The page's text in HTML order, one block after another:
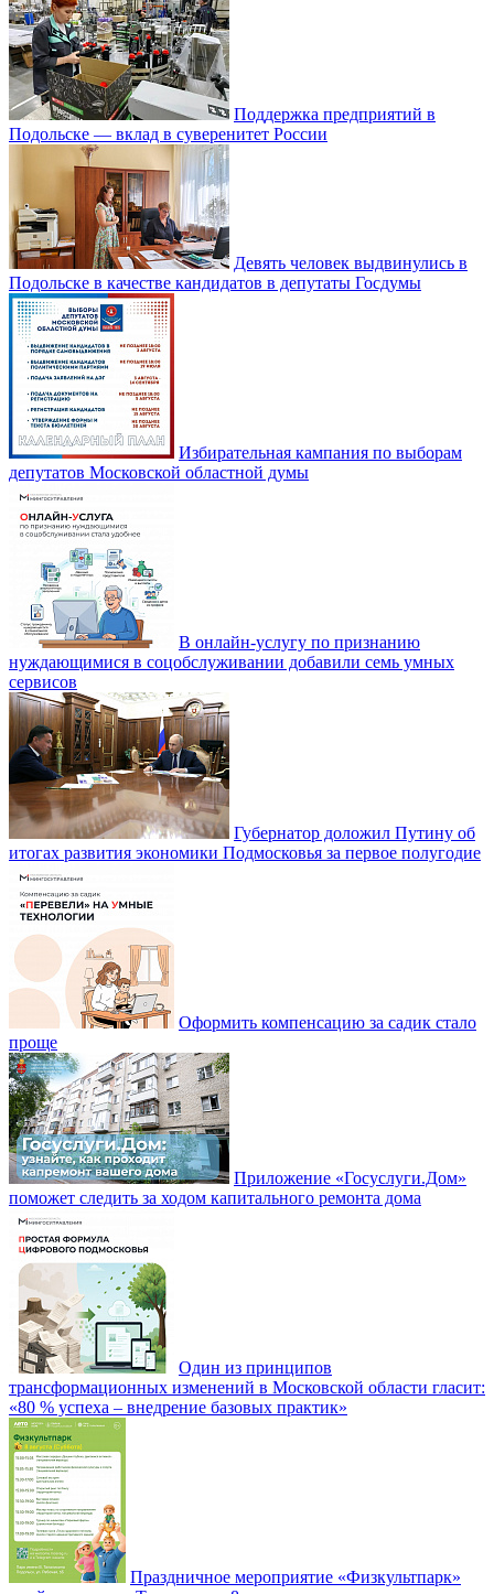
Поддержка предприятий в
Подольске — вклад в суверенитет России
Девять человек выдвинулись в
Подольске в качестве кандидатов в депутаты Госдумы
Избирательная кампания по выборам
депутатов Московской областной думы
В онлайн-услугу по признанию
нуждающимися в соцобслуживании добавили семь умных
сервисов
Губернатор доложил Путину об
итогах развития экономики Подмосковья за первое полугодие
Оформить компенсацию за садик стало
проще
Приложение «Госуслуги.Дом»
поможет следить за ходом капитального ремонта дома
Один из принципов
трансформационных изменений в Московской области гласит:
«80 % успеха – внедрение базовых практик»
Праздничное мероприятие «Физкультпарк»